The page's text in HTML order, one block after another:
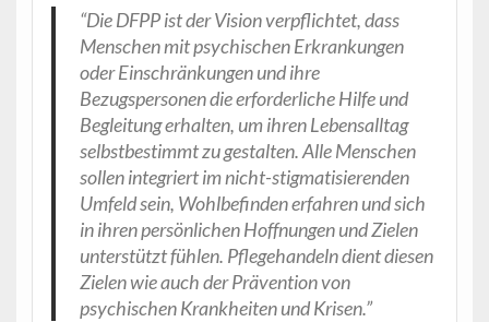
“Die DFPP ist der Vision verpflichtet, dass
Menschen mit psychischen Erkrankungen
oder Einschränkungen und ihre
Bezugspersonen die erforderliche Hilfe und
Begleitung erhalten, um ihren Lebensalltag
selbstbestimmt zu gestalten. Alle Menschen
sollen integriert im nicht-stigmatisierenden
Umfeld sein, Wohlbefinden erfahren und sich
in ihren persönlichen Hoffnungen und Zielen
unterstützt fühlen. Pflegehandeln dient diesen
Zielen wie auch der Prävention von
psychischen Krankheiten und Krisen.”